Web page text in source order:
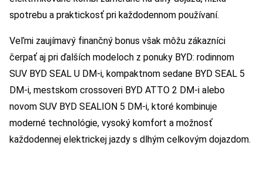
spotrebu a praktickosť pri každodennom používaní.
Veľmi zaujímavý finančný bonus však môžu zákazníci
čerpať aj pri ďalších modeloch z ponuky BYD: rodinnom
SUV BYD SEAL U DM-i, kompaktnom sedane BYD SEAL 5
DM-i, mestskom crossoveri BYD ATTO 2 DM-i alebo
novom SUV BYD SEALION 5 DM-i, ktoré kombinuje
moderné technológie, vysoký komfort a možnosť
každodennej elektrickej jazdy s dlhým celkovým dojazdom.